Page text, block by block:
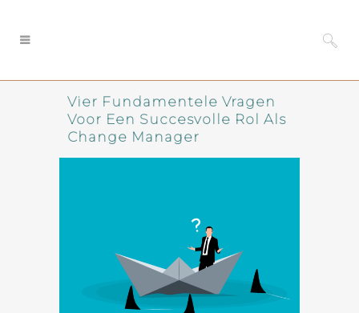
Vier Fundamentele Vragen
Voor Een Succesvolle Rol Als
Change Manager